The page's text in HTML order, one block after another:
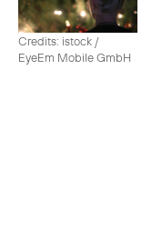
Credits: istock /
EyeEm Mobile GmbH